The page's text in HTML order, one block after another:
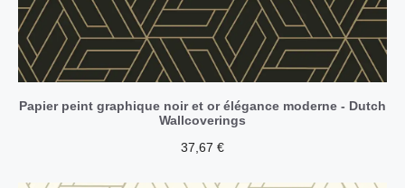
Papier peint graphique noir et or élégance moderne - Dutch
Wallcoverings
37,67 €